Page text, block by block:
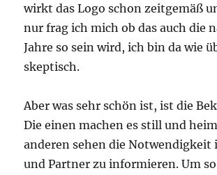
wirkt das Logo schon zeitgemäß
nur frag ich mich ob das auch die
Jahre so sein wird, ich bin da wie
skeptisch.
Aber was sehr schön ist, ist die
Die einen machen es still und
anderen sehen die Notwendigkeit
und Partner zu informieren. Um